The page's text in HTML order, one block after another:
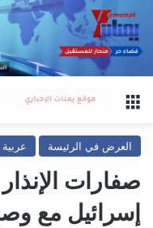
القائمة
العرض في الرئيسة عربية
صفارات
إسرائيل مع